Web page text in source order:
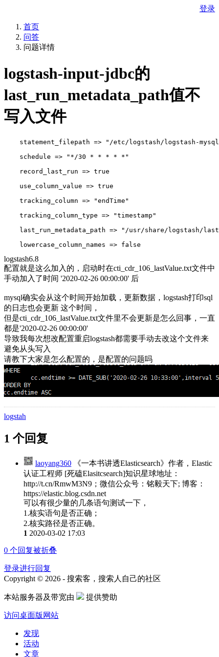
登录
首页
问答
问题详情
logstash-input-jdbc的
last_run_metadata_path值不
写入文件
statement_filepath => "/etc/logstash/logstash-
    schedule => "*/30 * * * * *"
    record_last_run => true
    use_column_value => true
    tracking_column => "endTime"
    tracking_column_type => "timestamp"
last_run_metadata_path => "/usr/share/logstash/
    lowercase_column_names => false
logstash6.8
配置就是这么加入的，启动时在cti_cdr_106_lastValue.txt文件中
手动加入了时间 '2020-02-26 00:00:00' 后
mysql确实会从这个时间开始加载，更新数据，logstash打印sql
的日志也会更新 这个时间，
但是cti_cdr_106_lastValue.txt文件里不会更新是怎么回事，一直
都是'2020-02-26 00:00:00'
导致我每次想改配置重启logstash都需要手动去改这个文件来
避免从头写入
请教下大家是怎么配置的，是配置的问题吗
logstah
1 个回复
laoyang360
《一本书讲透Elasticsearch》作者，Elastic
认证工程师 [死磕Elasitcsearch]知识星球地址：
http://t.cn/RmwM3N9；微信公众号：铭毅天下; 博客：
https://elastic.blog.csdn.net
可以有很少量的几条语句测试一下，
1.核实语句是否正确；
2.核实路径是否正确。
1 2020-03-02 17:03
0 个回复被折叠
登录进行回复
Copyright © 2026 - 搜索客，搜索人自己的社区
本站服务器及带宽由 提供赞助
访问桌面版网站
发现
活动
文章